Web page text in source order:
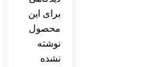
برای این
محصول
نوشته
نشده